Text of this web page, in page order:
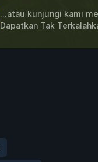
...atau kunjungi kami
Dapatkan Tak